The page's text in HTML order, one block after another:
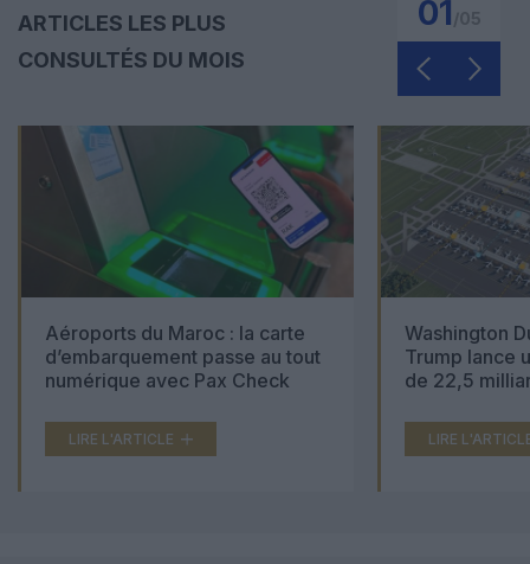
ARTICLES LES PLUS
CONSULTÉS DU MOIS
01
Aéroports du Maroc : la carte
d’embarquement passe au tout
numérique avec Pax Check
LIRE L'ARTICLE
Washington
Trump lance
de 22,5
LIRE